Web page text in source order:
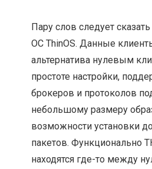
Пару слов следует
ОС ThinOS. Данные
альтернатива нулевым
простоте настройки,
брокеров и протоколов
небольшому размеру
возможности установки
пакетов. Функционально
находятся где-то между